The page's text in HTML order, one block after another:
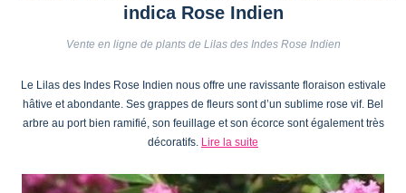
indica Rose Indien
Vente en ligne de plants de Lilas des Indes Rose Indien
Le Lilas des Indes Rose Indien nous offre une ravissante floraison estivale
hâtive et abondante. Ses grappes de fleurs sont d’un sublime rose vif. Bel
arbre au port bien ramifié, son feuillage et son écorce sont également très
décoratifs. Lire la suite